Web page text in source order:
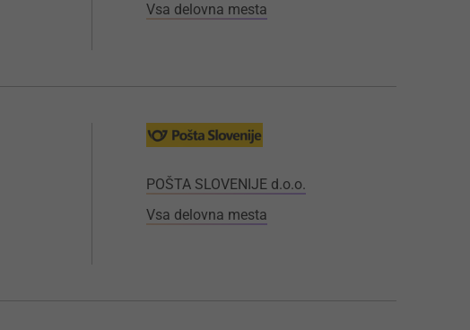
Vsa delovna mesta
POŠTA SLOVENIJE d.o.o.
Vsa delovna mesta